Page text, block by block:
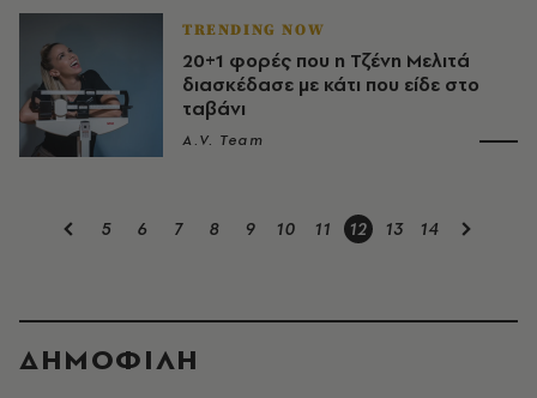
TRENDING NOW
20+1 φορές που η Τζένη Μελιτά
διασκέδασε με κάτι που είδε στο
ταβάνι
A.V. Team
5 6 7 8 9 10 11 12 13 14
ΔΗΜΟΦΙΛΗ